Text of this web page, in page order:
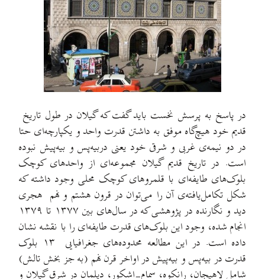
در پاسخ به پرسش نخست باید گفت که گیلان در طول تاریخ
قدیم خود هیچ‌گاه موفق به داشتن قدرت واحد و یکپارچه‌ای حتا
در دو نیمه‌ی غربی و شرقی خود یعنی دربیه‌پس و بیه‌پیش نبوده
است. در تاریخ قدیم گیلان مجموعه‌ای از واحدهای کوچک
بلوک‌های طایفه‌ای با قلمروهای کوچک محلی وجود داشته که
شکل تکامل‌یافته‌ی آن را می‌توان در قرون هشتم و نهم هجری
دید و نگارنده در پژوهشی که در سال‌های بین ۱۳۷۷ تا ۱۳۷۹
انجام شده، وجود این بلوک‌های قدرت طایفه‌ای را با نقشه نشان
داده است. در این مطالعه محدوده‌های جغرافیایی ۱۳ بلوک
قدرت در بیه‌پس و بیه‌پیش در اواخر قرن نهم (به جز بخش تالش)
شامل لاهیجان، رانکوه، سمام-اشکور، دیلمان در شرق گیلان و